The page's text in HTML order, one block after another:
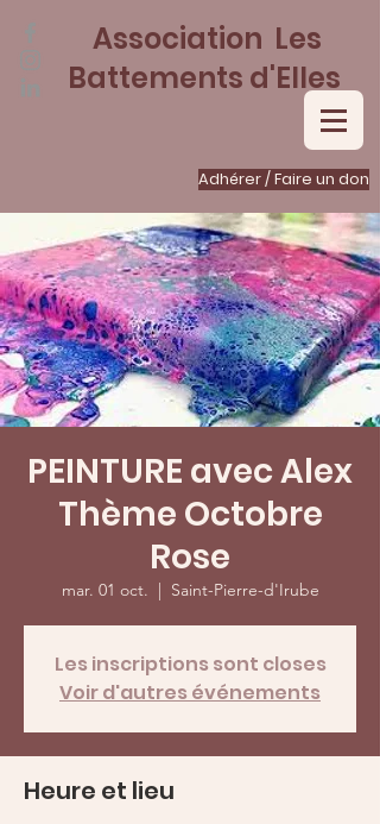
Adhérer / Faire un don
Association Les
Battements d'Elles
PEINTURE avec Alex
Thème Octobre
Rose
mar. 01 oct.
  |
Saint-Pierre-d'Irube
Les inscriptions sont closes
Voir d'autres événements
Heure et lieu